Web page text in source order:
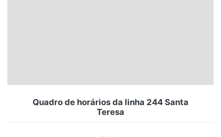
Quadro de horários da linha 244 Santa
Teresa